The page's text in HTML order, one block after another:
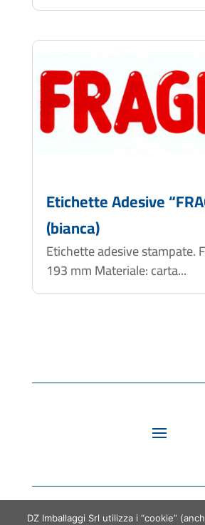
Etichette Adesive
(bianca)
Etichette adesive stampate.
193 mm Materiale: carta...
DZ Imballaggi Srl utilizza i “cookie”